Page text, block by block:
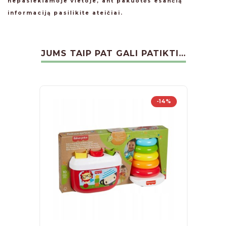
informaciją pasilikite ateičiai.
JUMS TAIP PAT GALI PATIKTI…
-14%